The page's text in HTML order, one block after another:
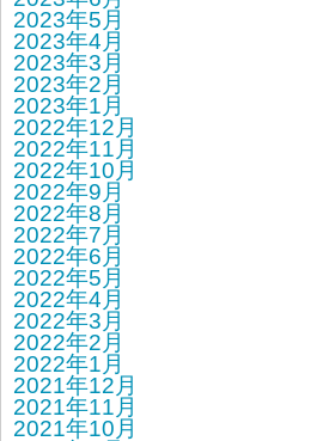
2023年5月
2023年4月
2023年3月
2023年2月
2023年1月
2022年12月
2022年11月
2022年10月
2022年9月
2022年8月
2022年7月
2022年6月
2022年5月
2022年4月
2022年3月
2022年2月
2022年1月
2021年12月
2021年11月
2021年10月